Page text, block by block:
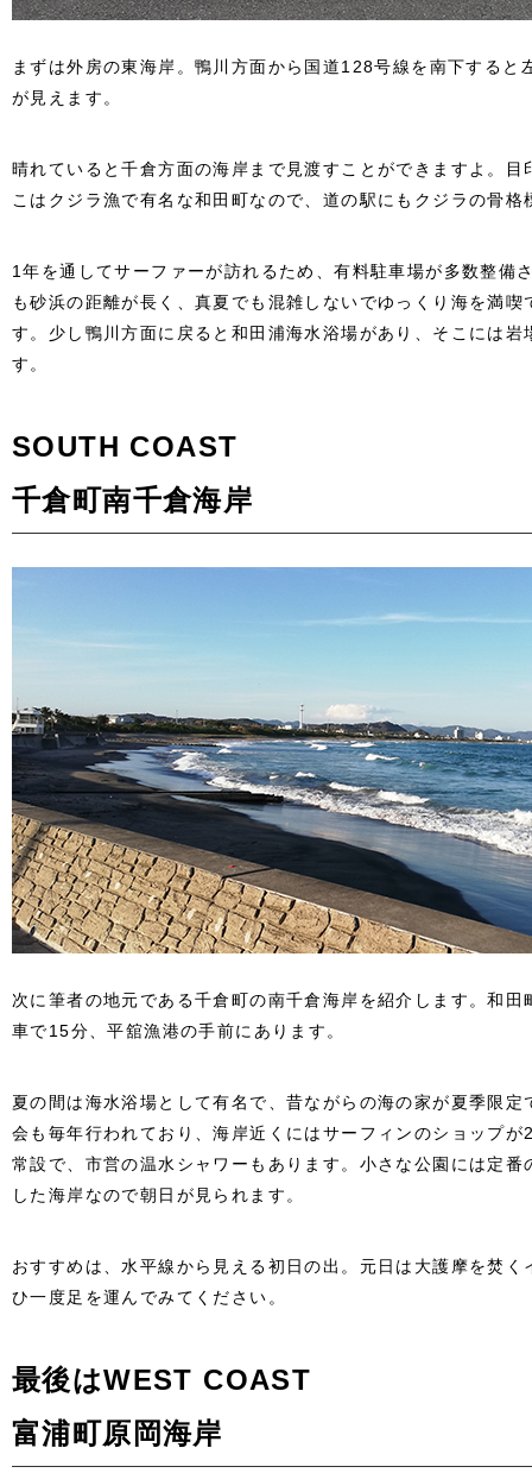
まずは外房の東海岸。鴨川方面から国道128号線を南下すると
が見えます。
晴れていると千倉方面の海岸まで見渡すことができますよ。
こはクジラ漁で有名な和田町なので、道の駅にもクジラの骨格
1年を通してサーファーが訪れるため、有料駐車場が多数整備
も砂浜の距離が長く、真夏でも混雑しないでゆっくり海を満
す。少し鴨川方面に戻ると和田浦海水浴場があり、そこには
す。
SOUTH COAST
千倉町南千倉海岸
次に筆者の地元である千倉町の南千倉海岸を紹介します。和
車で15分、平舘漁港の手前にあります。
夏の間は海水浴場として有名で、昔ながらの海の家が夏季限
会も毎年行われており、海岸近くにはサーフィンのショップ
常設で、市営の温水シャワーもあります。小さな公園には定
した海岸なので朝日が見られます。
おすすめは、水平線から見える初日の出。元日は大護摩を焚
ひ一度足を運んでみてください。
最後はWEST COAST
富浦町原岡海岸